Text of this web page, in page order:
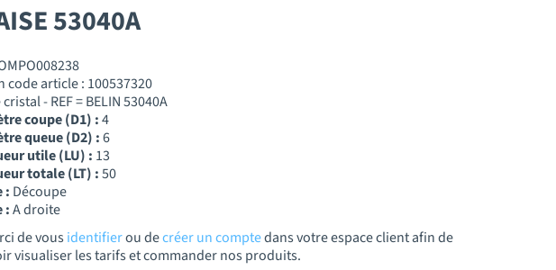
53040A
code article : 100537320
- REF = BELIN 53040A
coupe (D1) :4
queue (D2) :6
utile (LU) : 13
totale (LT) :50
: Découpe
:A droite
de vousidentifierou decréer un comptedans votre espace client afin de
visualiser les tarifs et commander nos produits.